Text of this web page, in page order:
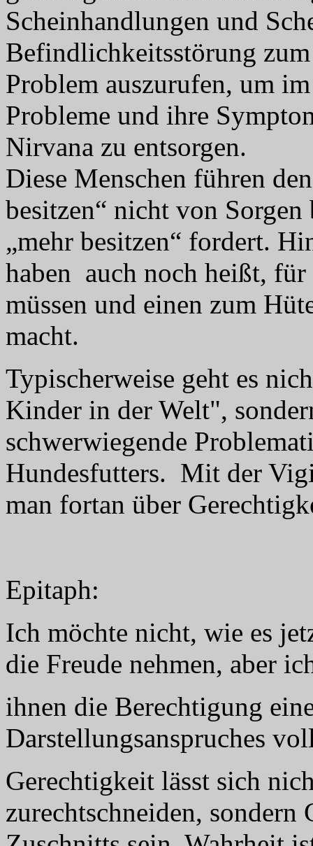
Scheinhandlungen und
Befindlichkeitsstörung
Problem auszurufen, um
Probleme und ihre
Nirvana zu entsorgen.
Diese Menschen führen
besitzen“ nicht von
„mehr besitzen“ fordert.
haben auch noch heißt,
müssen und einen zum
macht.
Typischerweise geht es
Kinder in der Welt",
schwerwiegende
Hundesfutters. Mit der
man fortan über
Epitaph:
Ich möchte nicht, wie es
die Freude nehmen, aber
ihnen die Berechtigung
Darstellungsanspruches
Gerechtigkeit lässt sich
zurechtschneiden, sondern